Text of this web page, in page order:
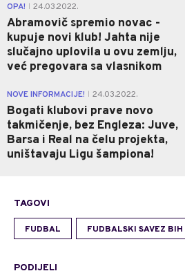
OPA! 24.03.2022.
Abramovič spremio novac -
kupuje novi klub! Jahta nije
slučajno uplovila u ovu zemlju,
već pregovara sa vlasnikom
NOVE INFORMACIJE! 24.03.2022.
Bogati klubovi prave novo
takmičenje, bez Engleza: Juve,
Barsa i Real na čelu projekta,
uništavaju Ligu šampiona!
TAGOVI
FUDBAL FUDBALSKI SAVEZ BIH
PODIJELI